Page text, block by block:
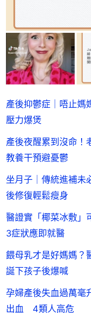
產後抑鬱症｜唔止媽
壓力爆煲
產後夜醒累到沒命
教養干預避憂鬱
坐月子｜傳統進補
後修復輕鬆瘦身
醫證實「椰菜冰敷」
3症狀應即就醫
餵母乳才是好媽媽？
誕下孩子後爆喊
孕婦產後失血過萬毫
出血 4類人高危